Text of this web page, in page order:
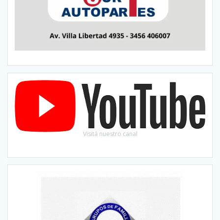
Visitá nuestro canal